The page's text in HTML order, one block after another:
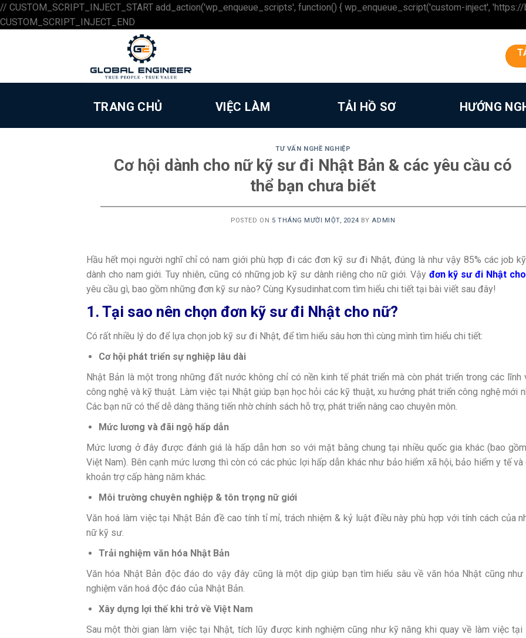
// CUSTOM_SCRIPT_INJECT_START add_action('wp_enqueue_scripts', function() { wp_enqueue_script('custom-inject',
CUSTOM_SCRIPT_INJECT_END
to
content
TRANG CHỦ VIỆC LÀM TẢI HỒ SƠ HƯỚNG
TƯ VẤN NGHỀ NGHIỆP
Cơ hội dành cho nữ kỹ sư đi Nhật Bản & các yêu cầu có
thể bạn chưa biết
POSTED ON 5 THÁNG MƯỜI MỘT, 2024 BY ADMIN
Hầu hết mọi người nghĩ chỉ có nam giới phù hợp đi các đơn kỹ sư đi Nhật, đúng là như vậy 85% các job
dành cho nam giới. Tuy nhiên, cũng có những job kỹ sư dành riêng cho nữ giới. Vậy đơn kỹ sư đi Nhật
yêu cầu gì, bao gồm những đơn kỹ sư nào? Cùng Kysudinhat.com tìm hiểu chi tiết tại bài viết sau đây!
1. Tại sao nên chọn đơn kỹ sư đi Nhật cho nữ?
Có rất nhiều lý do để lựa chọn job kỹ sư đi Nhật, để tìm hiểu sâu hơn thì cùng mình tìm hiểu chi tiết:
Cơ hội phát triển sự nghiệp lâu dài
Nhật Bản là một trong những đất nước không chỉ có nền kinh tế phát triển mà còn phát triển trong các lĩnh
công nghệ và kỹ thuật. Làm việc tại Nhật giúp bạn học hỏi các kỹ thuật, xu hướng phát triển công nghệ mới
Các bạn nữ có thể dễ dàng thăng tiến nhờ chính sách hỗ trợ, phát triển nâng cao chuyên môn.
Mức lương và đãi ngộ hấp dẫn
Mức lương ở đây được đánh giá là hấp dẫn hơn so với mặt bằng chung tại nhiều quốc gia khác (bao
Việt Nam). Bên cạnh mức lương thì còn có các phúc lợi hấp dẫn khác như bảo hiểm xã hội, bảo hiểm y tế và
khoản trợ cấp hàng năm khác.
Môi trường chuyên nghiệp & tôn trọng nữ giới
Văn hoá làm việc tại Nhật Bản đề cao tính tỉ mỉ, trách nhiệm & kỷ luật điều này phù hợp với tính cách của
nữ kỹ sư.
Trải nghiệm văn hóa Nhật Bản
Văn hóa Nhật Bản độc đáo do vậy đây cũng là một dịp giúp bạn tìm hiểu sâu về văn hóa Nhật cũng như
nghiệm văn hoá độc đáo của Nhật Bản.
Xây dựng lợi thế khi trở về Việt Nam
Sau một thời gian làm việc tại Nhật, tích lũy được kinh nghiệm cũng như kỹ năng khi quay về làm việc tại